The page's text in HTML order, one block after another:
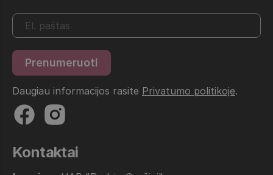
Daugiau informacijos rasite Privatumo politikoje.
Kontaktai